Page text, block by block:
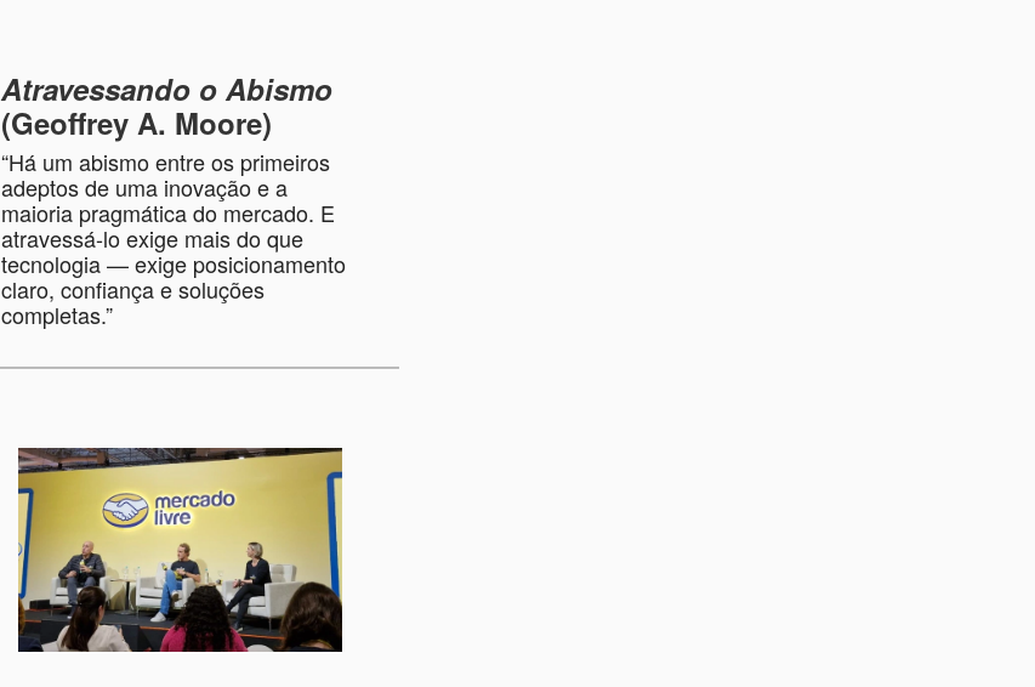
Atravessando o Abismo
(Geoffrey A. Moore)
“Há um abismo entre os primeiros
adeptos de uma inovação e a
maioria pragmática do mercado. E
atravessá-lo exige mais do que
tecnologia — exige posicionamento
claro, confiança e soluções
completas.”